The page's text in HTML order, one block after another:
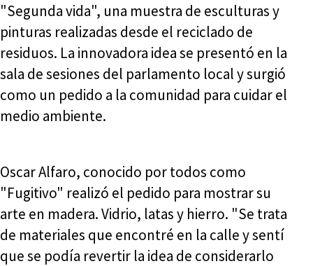
"Segunda vida", una muestra de esculturas y
pinturas realizadas desde el reciclado de
residuos. La innovadora idea se presentó en la
sala de sesiones del parlamento local y surgió
como un pedido a la comunidad para cuidar el
medio ambiente.
Oscar Alfaro, conocido por todos como
"Fugitivo" realizó el pedido para mostrar su
arte en madera. Vidrio, latas y hierro. "Se trata
de materiales que encontré en la calle y sentí
que se podía revertir la idea de considerarlo